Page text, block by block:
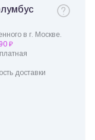
в г. Москве.
₽
доставки